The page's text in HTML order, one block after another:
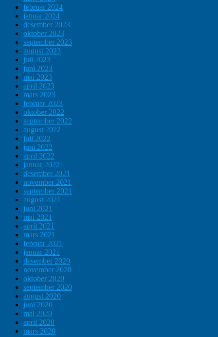
februar 2024
januar 2024
desember 2023
oktober 2023
september 2023
august 2023
juli 2023
juni 2023
mai 2023
april 2023
mars 2023
februar 2023
oktober 2022
september 2022
august 2022
juli 2022
juni 2022
april 2022
januar 2022
desember 2021
november 2021
september 2021
august 2021
juni 2021
mai 2021
april 2021
mars 2021
februar 2021
januar 2021
desember 2020
november 2020
oktober 2020
september 2020
august 2020
juni 2020
mai 2020
april 2020
mars 2020